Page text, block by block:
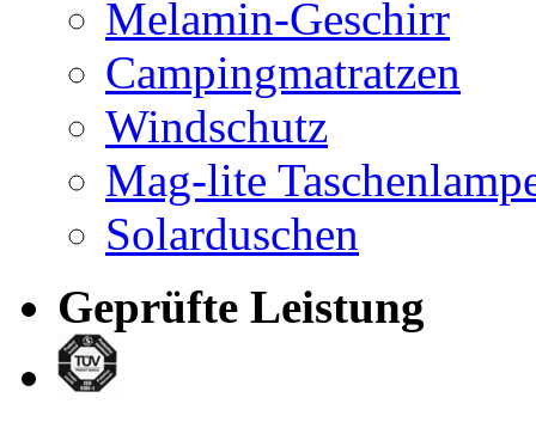
Melamin-Geschirr
Campingmatratzen
Windschutz
Mag-lite
Solarduschen
Geprüfte Leistung